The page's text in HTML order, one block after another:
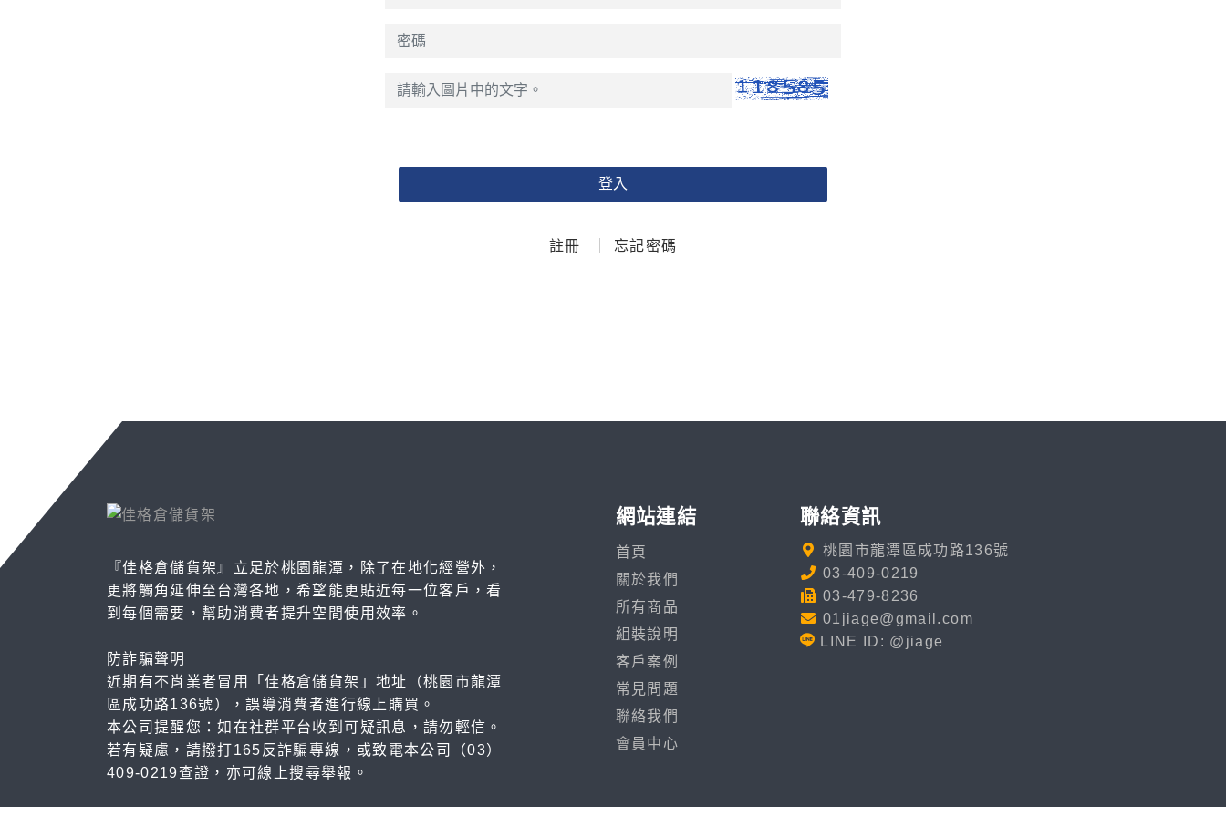
登入
註冊 忘記密碼
『佳格倉儲貨架』立足於桃園龍潭，除了在地化經營外，
更將觸角延伸至台灣各地，希望能更貼近每一位客戶，看
到每個需要，幫助消費者提升空間使用效率。
防詐騙聲明
近期有不肖業者冒用「佳格倉儲貨架」地址（桃園市龍潭
區成功路136號），誤導消費者進行線上購買。
本公司提醒您：如在社群平台收到可疑訊息，請勿輕信。
若有疑慮，請撥打165反詐騙專線，或致電本公司（03）
409-0219查證，亦可線上搜尋舉報。
網站連結
首頁
關於我們
所有商品
組裝說明
客戶案例
常見問題
聯絡我們
會員中心
聯絡資訊
桃園市龍潭區成功路136號
03-409-0219
03-479-8236
01jiage@gmail.com
LINE ID: @jiage